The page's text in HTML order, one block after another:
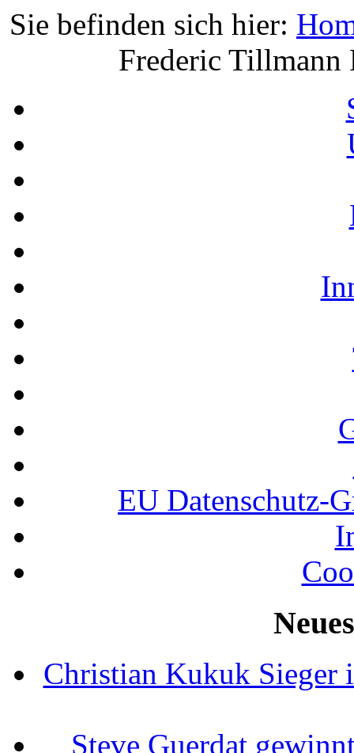
Sie befinden sich hier:
Frederic Tillmann
EU Datenschutz-
Christian Kukuk
Steve Guerdat